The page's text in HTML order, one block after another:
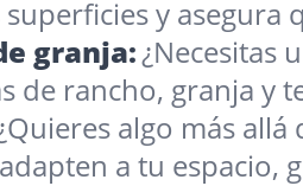
y asegura
granja:¿Necesitas
de rancho, granja y
algo más
a tu